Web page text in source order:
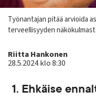
Kuvateksti
Työnantajan pitää arvioida
terveellisyyden
Kirjoittaja
Riitta Hankonen
28.5.2024 klo 8:30
1. Ehkäise